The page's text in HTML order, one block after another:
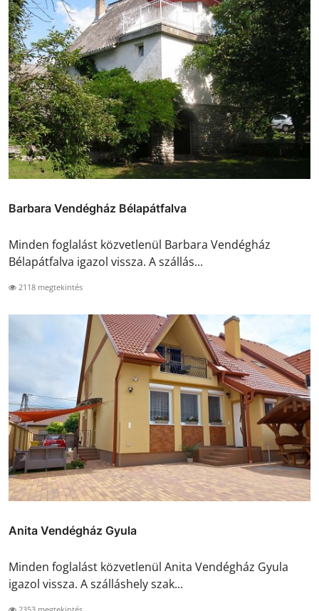
Barbara Vendégház Bélapátfalva
Minden foglalást közvetlenül Barbara Vendégház
Bélapátfalva igazol vissza. A szállás...
2118 megtekintés
Anita Vendégház Gyula
Minden foglalást közvetlenül Anita Vendégház Gyula
igazol vissza. A szálláshely szak...